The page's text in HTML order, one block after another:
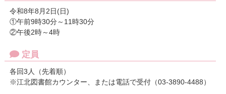
令和8年8月2日(日)
①午前9時30分～11時30分
②午後2時～4時
定員
各回3人（先着順）
※江北図書館カウンター、または電話で受付（03-3890-4488）